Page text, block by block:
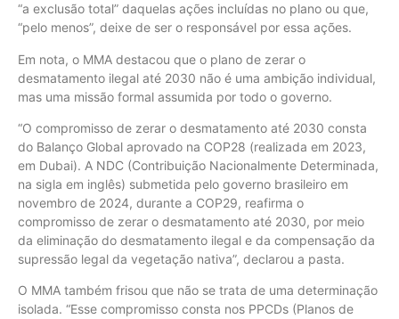
“a exclusão total” daquelas ações incluídas no plano ou que,
“pelo menos”, deixe de ser o responsável por essa ações.
Em nota, o MMA destacou que o plano de zerar o
desmatamento ilegal até 2030 não é uma ambição individual,
mas uma missão formal assumida por todo o governo.
“O compromisso de zerar o desmatamento até 2030 consta
do Balanço Global aprovado na COP28 (realizada em 2023,
em Dubai). A NDC (Contribuição Nacionalmente Determinada,
na sigla em inglês) submetida pelo governo brasileiro em
novembro de 2024, durante a COP29, reafirma o
compromisso de zerar o desmatamento até 2030, por meio
da eliminação do desmatamento ilegal e da compensação da
supressão legal da vegetação nativa”, declarou a pasta.
O MMA também frisou que não se trata de uma determinação
isolada. “Esse compromisso consta nos PPCDs (Planos de